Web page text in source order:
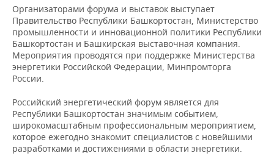
КОМУ ПРИНАДЛЕЖАТ
ТОРГОВЫЕ ЦЕНТРЫ
ТАТАРСТАНА
БЮДЖЕТ
ИНВЕСТИЦИИ
МАШИНОСТРОЕНИЕ
НЕФТЕХИМИЯ
НЕФТЬ
ОПК
ЭНЕРГЕТИКА
НОВОСТИ АВТО
БИЗНЕС
НОВОСТИ БИЗНЕСА
РОЗНИЧНАЯ ТОРГОВЛЯ
УСЛУГИ
ТЕХНОЛОГИИ
НОВОСТИ ТЕХНОЛОГИЙ
МЕДИА
ТЕЛЕКОММУНИКАЦИИ
МЕРОПРИЯТИЯ
ВЫЕЗДНАЯ РЕДАКЦИЯ
БИЗНЕС-БРАНЧИ
НОВОСТИ СПОРТА
ФУТБОЛ
ОБЩЕСТВО
НОВОСТИ ОБЩЕСТВА
ФОТОГАЛЕРЕЯ
Организаторами форума и выставок выступает
Правительство Республики Башкортостан, Министерство
промышленности и инновационной политики Республики
Башкортостан и Башкирская выставочная компания.
Мероприятия проводятся при поддержке Министерства
энергетики Российской Федерации, Минпромторга
России.
Российский энергетический форум является для
Республики Башкортостан значимым событием,
широкомасштабным профессиональным мероприятием,
которое ежегодно знакомит специалистов с новейшими
разработками и достижениями в области энергетики.